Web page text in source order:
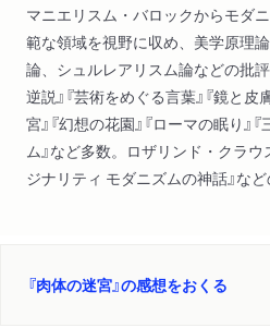
マニエリスム・バロックからモダ
範な領域を視野に収め、美学原理
論、シュルレアリスム論などの批
逆説』『芸術をめぐる言葉』『鏡と皮
宮』『幻想の花園』『ローマの眠り』
ム』など多数。ロザリンド・クラウ
ジナリティ モダニズムの神話』など
『肉体の迷宮』の感想をおくる